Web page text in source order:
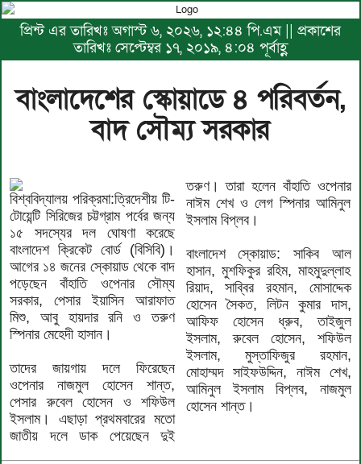
প্রিন্ট এর তারিখঃ অগাস্ট ৬, ২০২৬, ১২:৪৪ পি.এম || প্রকাশের
তারিখঃ সেপ্টেম্বর ১৭, ২০১৯, ৪:০৪ পূর্বাহ্ণ
বাংলাদেশের স্কোয়াডে ৪ পরিবর্তন,
বাদ সৌম্য সরকার
বিশ্ববিদ্যালয় পরিক্রমা:ত্রিদেশীয় টি-
টোয়েন্টি সিরিজের চট্টগ্রাম পর্বের জন্য
১৫ সদস্যের দল ঘোষণা করেছে
বাংলাদেশ ক্রিকেট বোর্ড (বিসিবি)।
আগের ১৪ জনের স্কোয়াড থেকে বাদ
পড়েছেন বাঁহাতি ওপেনার সৌম্য
সরকার, পেসার ইয়াসিন আরাফাত
মিশু, আবু হায়দার রনি ও তরুণ
স্পিনার মেহেদী হাসান।
তাদের জায়গায় দলে ফিরেছেন
ওপেনার নাজমুল হোসেন শান্ত,
পেসার রুবেল হোসেন ও শফিউল
ইসলাম। এছাড়া প্রথমবারের মতো
জাতীয় দলে ডাক পেয়েছেন দুই
তরুণ। তারা হলেন বাঁহাতি ওপেনার
নাঈম শেখ ও লেগ স্পিনার আমিনুল
ইসলাম বিপ্লব।
বাংলাদেশ স্কোয়াড: সাকিব আল
হাসান, মুশফিকুর রহিম, মাহমুদুল্লাহ
রিয়াদ, সাব্বির রহমান, মোসাদ্দেক
হোসেন সৈকত, লিটন কুমার দাস,
আফিফ হোসেন ধ্রুব, তাইজুল
ইসলাম, রুবেল হোসেন, শফিউল
ইসলাম, মুস্তাফিজুর রহমান,
মোহাম্মদ সাইফউদ্দিন, নাঈম শেখ,
আমিনুল ইসলাম বিপ্লব, নাজমুল
হোসেন শান্ত।